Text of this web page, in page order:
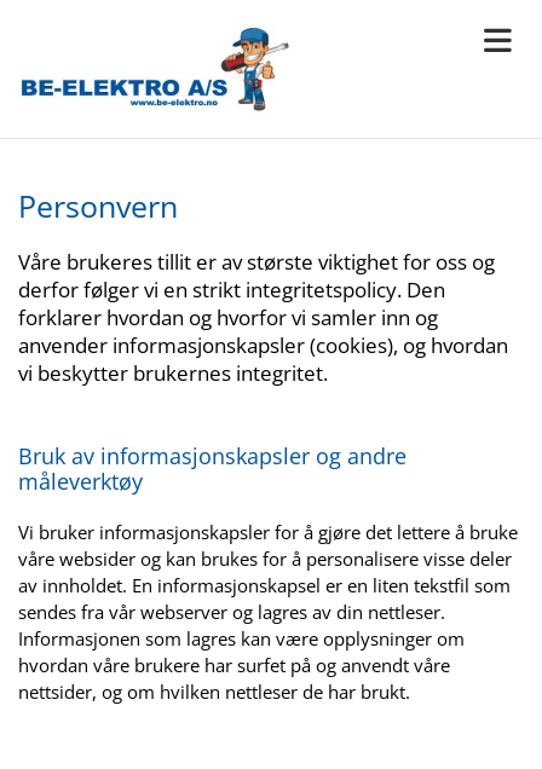
Personvern
Våre brukeres tillit er av største viktighet for oss og
derfor følger vi en strikt integritetspolicy. Den
forklarer hvordan og hvorfor vi samler inn og
anvender informasjonskapsler (cookies), og hvordan
vi beskytter brukernes integritet.
Bruk av informasjonskapsler og andre
måleverktøy
Vi bruker informasjonskapsler for å gjøre det lettere å bruke
våre websider og kan brukes for å personalisere visse deler
av innholdet. En informasjonskapsel er en liten tekstfil som
sendes fra vår webserver og lagres av din nettleser.
Informasjonen som lagres kan være opplysninger om
hvordan våre brukere har surfet på og anvendt våre
nettsider, og om hvilken nettleser de har brukt.